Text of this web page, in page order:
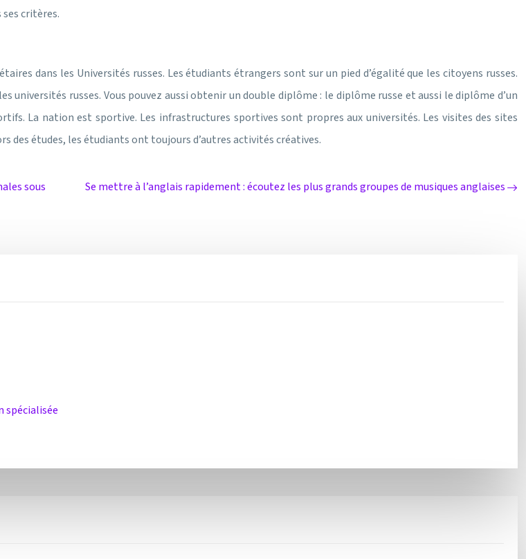
critères.
dans les Universités russes. Les étudiants étrangers sont sur un pied d’égalité que les citoyens russes.
universités russes. Vous pouvez aussi obtenir un double diplôme : le diplôme russe et aussi le diplôme d’un
La nation est sportive. Les infrastructures sportives sont propres aux universités. Les visites des sites
des études, les étudiants ont toujours d’autres activités créatives.
sous
Se mettre à l’anglais rapidement : écoutez les plus grands groupes de musiques anglaises
spécialisée